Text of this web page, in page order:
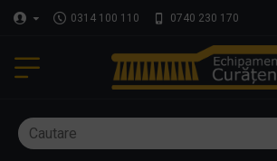
0314 100 110 0740 230 170